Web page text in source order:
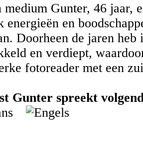
medium Gunter, 46 jaar,
energieën en
Doorheen de jaren
en verdiept,
fotoreader met een
Gunter spreekt